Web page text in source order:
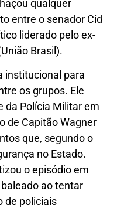
qualquer
entre o senador Cid
liderado pelo ex-
Brasil).
institucional para
os grupos. Ele
da Polícia Militar em
de Capitão Wagner
que, segundo o
no Estado.
o episódio em
ao tentar
de policiais